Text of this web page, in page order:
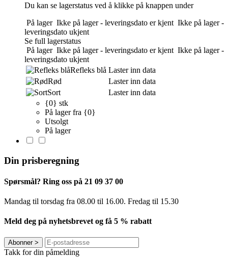
Du kan se lagerstatus ved å klikke på knappen under
På lager Ikke på lager - leveringsdato er kjent Ikke på lager -
leveringsdato ukjent
Se full lagerstatus
På lager Ikke på lager - leveringsdato er kjent Ikke på lager -
leveringsdato ukjent
Refleks blå Laster inn data
Rød
Laster inn data
Sort
Laster inn data
{0} stk
På lager fra {0}
Utsolgt
På lager
Din prisberegning
Spørsmål? Ring oss på 21 09 37 00
Mandag til torsdag ​​fra 08.00 til 16.00. Fredag til 15.30
Meld deg på nyhetsbrevet og få 5 % rabatt
Abonner>
Takk for din påmelding